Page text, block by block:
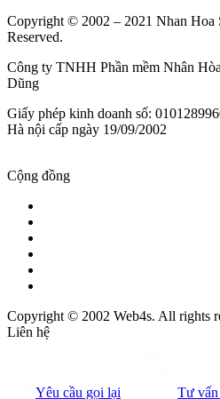
Copyright © 2002 – 2021 Nhan Hoa
Reserved.
Công ty TNHH Phần mềm Nhân
Dũng
Giấy phép kinh doanh số:
Hà nội cấp ngày 19/09/2002
Cộng đồng
Copyright © 2002 Web4s. All rights
Liên hệ
Yêu cầu gọi lại Tư